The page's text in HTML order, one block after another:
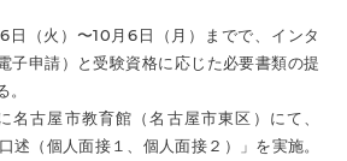
日（火）〜10月6日（月）までで、インタ
子申請）と受験資格に応じた必要書類の提
名古屋市教育館（名古屋市東区）にて、
述（個人面接１、個人面接２）」を実施。